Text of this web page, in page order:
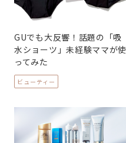
GUでも大反響！話題の「吸
水ショーツ」未経験ママが使
ってみた
ビューティー